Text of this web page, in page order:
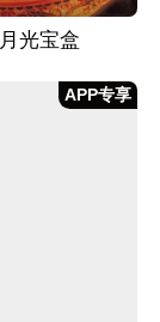
光宝盒
APP专享